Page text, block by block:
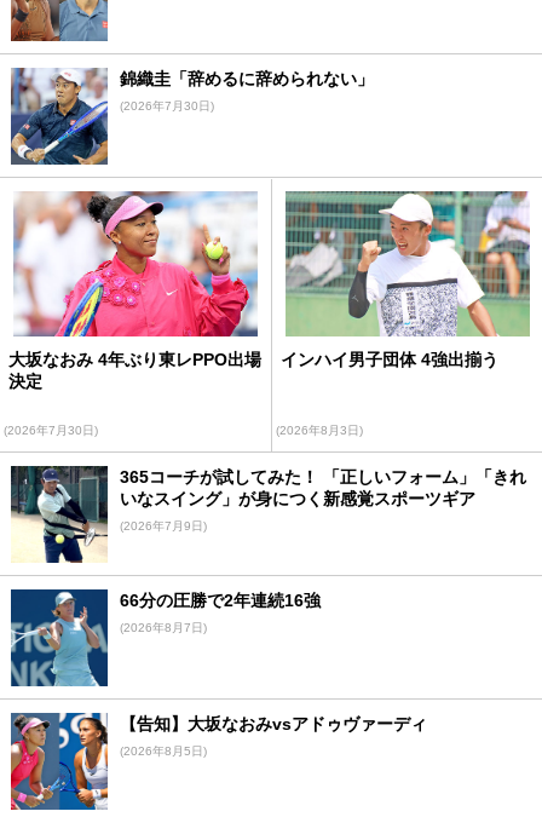
錦織圭「辞めるに辞められない」
(2026年7月30日)
大坂なおみ 4年ぶり東レPPO出場
決定
(2026年7月30日)
インハイ男子団体 4強出揃う
(2026年8月3日)
365コーチが試してみた！ 「正しいフォーム」「きれ
いなスイング」が身につく新感覚スポーツギア
(2026年7月9日)
66分の圧勝で2年連続16強
(2026年8月7日)
【告知】大坂なおみvsアドゥヴァーディ
(2026年8月5日)